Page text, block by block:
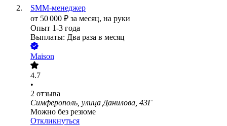
SMM-менеджер
от 50 000 ₽ за месяц, на руки
Опыт 1-3 года
Выплаты: Два раза в месяц
Maison
4.7
•
2 отзыва
Симферополь, улица Данилова, 43Г
Можно без резюме
Откликнуться